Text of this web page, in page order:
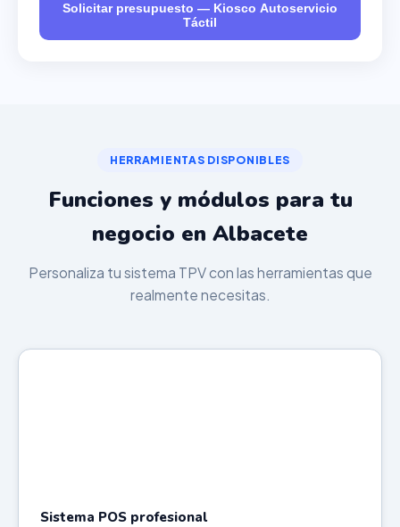
Solicitar presupuesto — Kiosco Autoservicio
Táctil
HERRAMIENTAS DISPONIBLES
Funciones y módulos para tu
negocio en Albacete
Personaliza tu sistema TPV con las herramientas que
realmente necesitas.
Sistema POS profesional